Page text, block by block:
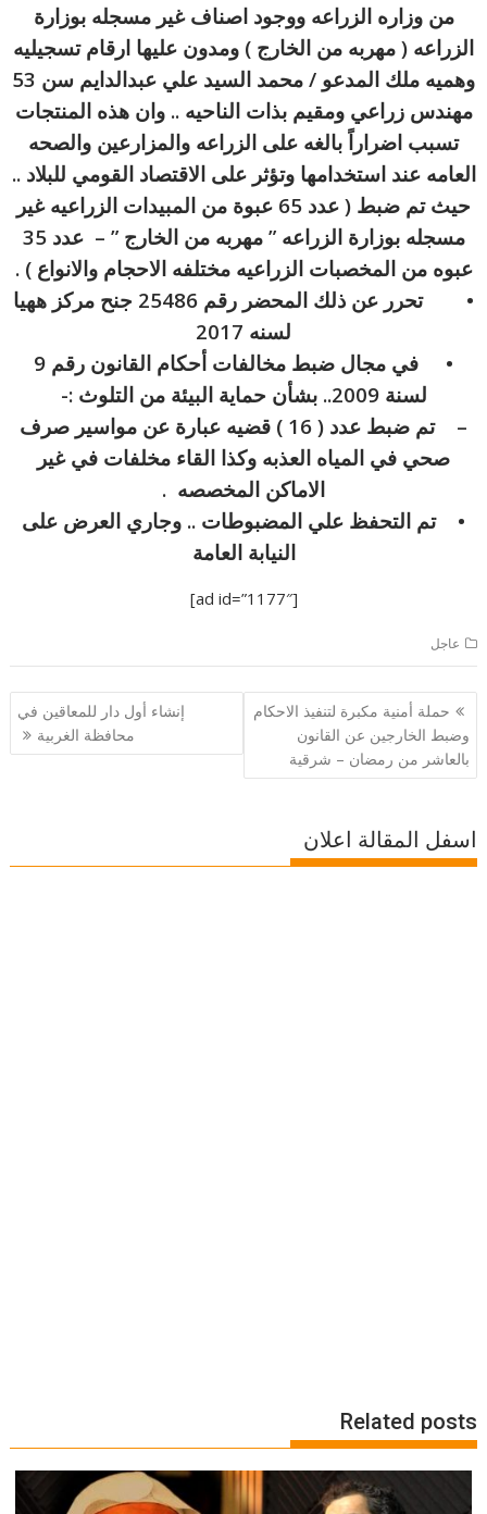
من وزاره الزراعه ووجود اصناف غير مسجله بوزارة
الزراعه ( مهربه من الخارج ) ومدون عليها ارقام تسجيليه
وهميه ملك المدعو / محمد السيد علي عبدالدايم سن 53
مهندس زراعي ومقيم بذات الناحيه .. وان هذه المنتجات
تسبب اضراراً بالغه على الزراعه والمزارعين والصحه
العامه عند استخدامها وتؤثر على الاقتصاد القومي للبلاد ..
حيث تم ضبط ( عدد 65 عبوة من المبيدات الزراعيه غير
مسجله بوزارة الزراعه ” مهربه من الخارج ” – عدد 35
عبوه من المخصبات الزراعيه مختلفه الاحجام والانواع ) .
• تحرر عن ذلك المحضر رقم 25486 جنح مركز ههيا
لسنه 2017
• في مجال ضبط مخالفات أحكام القانون رقم 9
لسنة 2009.. بشأن حماية البيئة من التلوث :-
– تم ضبط عدد ( 16 ) قضيه عبارة عن مواسير صرف
صحي في المياه العذبه وكذا القاء مخلفات في غير
الاماكن المخصصه .
• تم التحفظ علي المضبوطات .. وجاري العرض على
النيابة العامة
[ad id=”1177″]
عاجل
تصفّح
المقالات
حملة أمنية مكبرة لتنفيذ الاحكام
وضبط الخارجين عن القانون
بالعاشر من رمضان – شرقية
إنشاء أول دار للمعاقين في
محافظة الغربية
اسفل المقالة اعلان
Related posts